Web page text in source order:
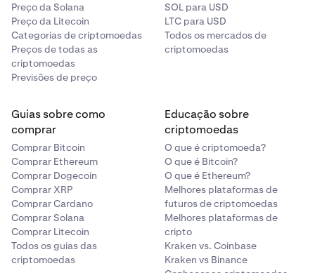
Preço da Solana
Preço da Litecoin
Categorias de criptomoedas
Preços de todas as
criptomoedas
Previsões de preço
SOL para USD
LTC para USD
Todos os mercados de
criptomoedas
Guias sobre como
comprar
Comprar Bitcoin
Comprar Ethereum
Comprar Dogecoin
Comprar XRP
Comprar Cardano
Comprar Solana
Comprar Litecoin
Todos os guias das
criptomoedas
Educação sobre
criptomoedas
O que é criptomoeda?
O que é Bitcoin?
O que é Ethereum?
Melhores plataformas de
futuros de criptomoedas
Melhores plataformas de
cripto
Kraken vs. Coinbase
Kraken vs Binance